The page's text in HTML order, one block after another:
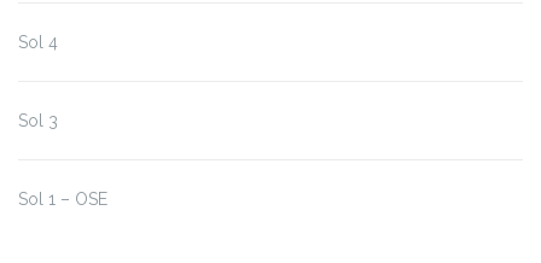
Sol 4
Sol 3
Sol 1 – OSE